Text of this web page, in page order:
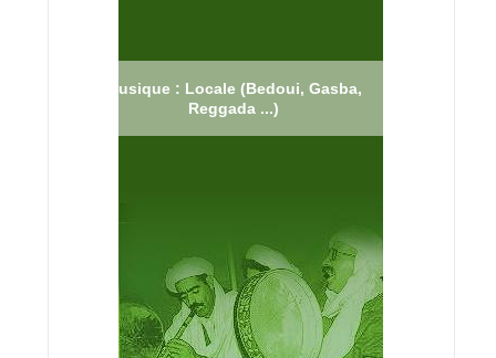
Musique : Locale (Bedoui, Gasba,
Reggada ...)